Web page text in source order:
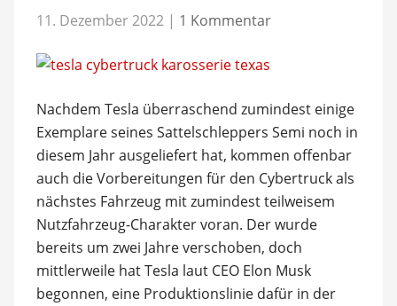
11. Dezember 2022 | 1 Kommentar
Nachdem Tesla überraschend zumindest einige
Exemplare seines Sattelschleppers Semi noch in
diesem Jahr ausgeliefert hat, kommen offenbar
auch die Vorbereitungen für den Cybertruck als
nächstes Fahrzeug mit zumindest teilweisem
Nutzfahrzeug-Charakter voran. Der wurde
bereits um zwei Jahre verschoben, doch
mittlerweile hat Tesla laut CEO Elon Musk
begonnen, eine Produktionslinie dafür in der